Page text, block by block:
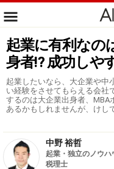
起業に有利なの
身者⁉ 成功しや
起業したいなら、大企業や中
い経験をさせてもらえる会社
するのは大企業出身者、
あるかもしれませんが、けし
中野 裕哲
起業・独立のノウハ
税理士